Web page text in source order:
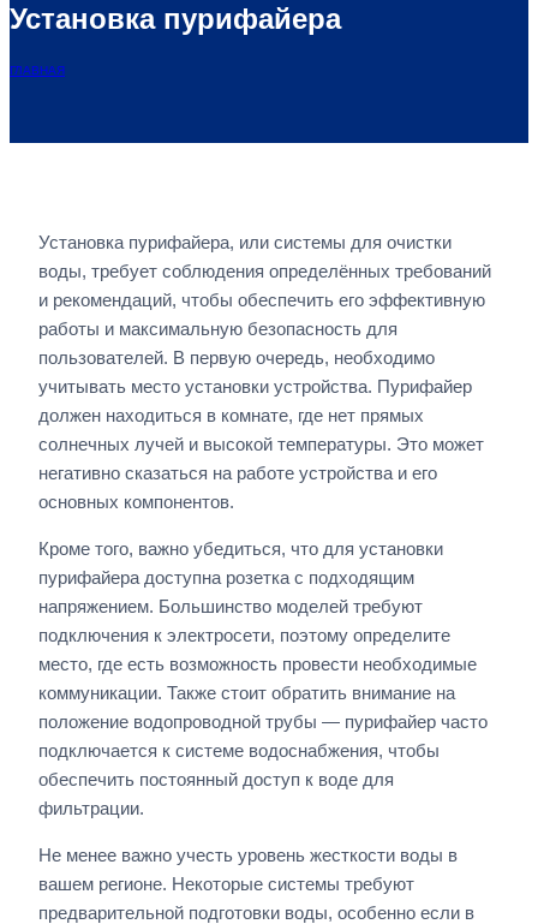
Установка пурифайера
ГЛАВНАЯ
Установка пурифайера, или системы для очистки
воды, требует соблюдения определённых требований
и рекомендаций, чтобы обеспечить его эффективную
работы и максимальную безопасность для
пользователей. В первую очередь, необходимо
учитывать место установки устройства. Пурифайер
должен находиться в комнате, где нет прямых
солнечных лучей и высокой температуры. Это может
негативно сказаться на работе устройства и его
основных компонентов.
Кроме того, важно убедиться, что для установки
пурифайера доступна розетка с подходящим
напряжением. Большинство моделей требуют
подключения к электросети, поэтому определите
место, где есть возможность провести необходимые
коммуникации. Также стоит обратить внимание на
положение водопроводной трубы — пурифайер часто
подключается к системе водоснабжения, чтобы
обеспечить постоянный доступ к воде для
фильтрации.
Не менее важно учесть уровень жесткости воды в
вашем регионе. Некоторые системы требуют
предварительной подготовки воды, особенно если в